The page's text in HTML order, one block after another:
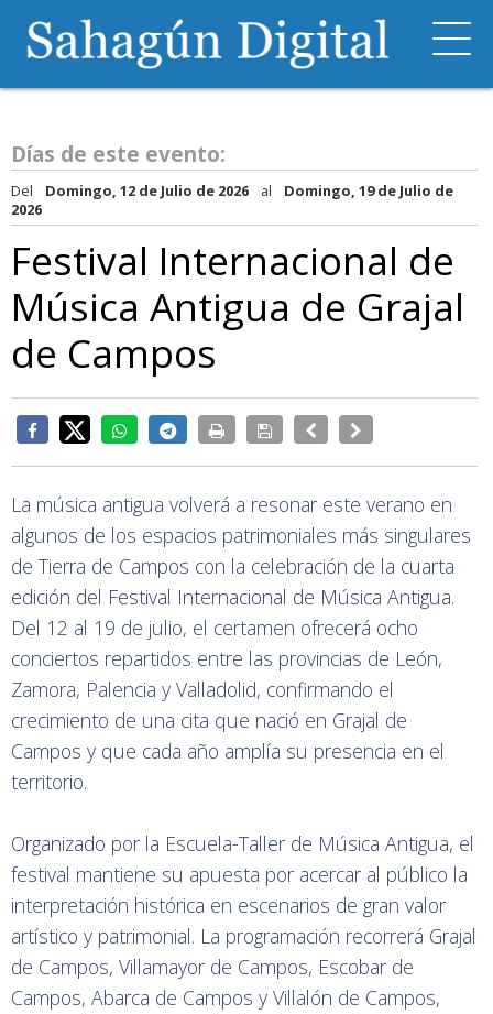
Días de este evento:
Del Domingo, 12 de Julio de 2026 al
Domingo, 19 de Julio de
2026
Festival Internacional de
Música Antigua de Grajal
de Campos
La música antigua volverá a resonar este verano en
algunos de los espacios patrimoniales más singulares
de Tierra de Campos con la celebración de la cuarta
edición del Festival Internacional de Música Antigua.
Del 12 al 19 de julio, el certamen ofrecerá ocho
conciertos repartidos entre las provincias de León,
Zamora, Palencia y Valladolid, confirmando el
crecimiento de una cita que nació en Grajal de
Campos y que cada año amplía su presencia en el
territorio.
Organizado por la Escuela-Taller de Música Antigua, el
festival mantiene su apuesta por acercar al público la
interpretación histórica en escenarios de gran valor
artístico y patrimonial. La programación recorrerá Grajal
de Campos, Villamayor de Campos, Escobar de
Campos, Abarca de Campos y Villalón de Campos,